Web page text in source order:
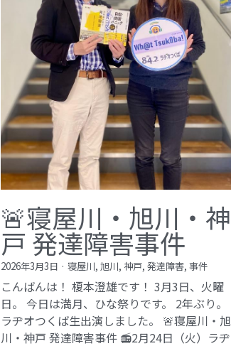
🚨寝屋川・旭川・神
戸 発達障害事件
2026年3月3日 · 寝屋川, 旭川, 神戸, 発達障害, 事件
こんばんは！ 榎本澄雄です！ 3月3日、火曜
日。 今日は満月、ひな祭りです。 2年ぶり。
ラヂオつくば生出演しました。 🚨寝屋川・旭
川・神戸 発達障害事件 📻2月24日（火）ラヂ